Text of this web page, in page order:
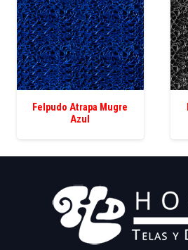
Felpudo Atrapa Mugre
Azul